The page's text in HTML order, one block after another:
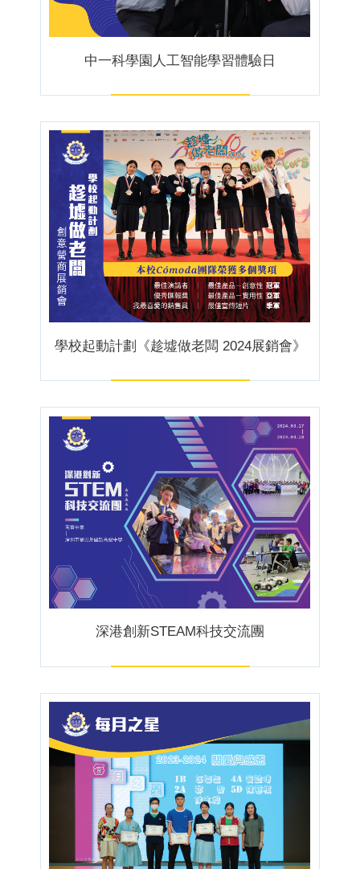
中一科學園人工智能學習體驗日
學校起動計劃《趁墟做老闆 2024展銷會》
深港創新STEAM科技交流團